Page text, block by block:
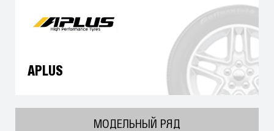
APLUS
МОДЕЛЬНЫЙ РЯД